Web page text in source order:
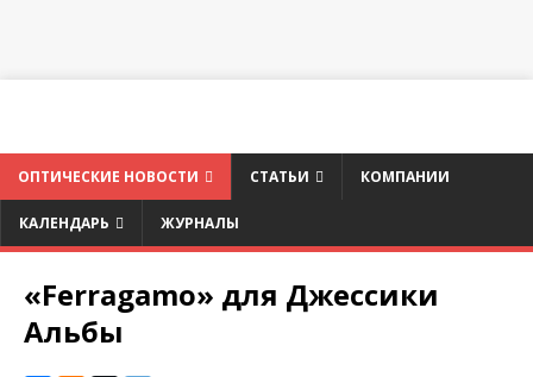
ОПТИЧЕСКИЕ НОВОСТИ СТАТЬИ КОМПАНИИ
КАЛЕНДАРЬ ЖУРНАЛЫ
«Ferragamo» для Джессики
Альбы